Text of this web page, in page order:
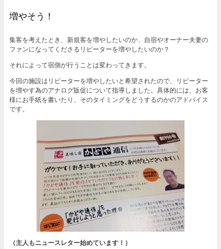
増やそう！
集客を考えたとき、新規客を増やしたいのか、自宿やオーナー夫妻の
ファンになってくださるリピーターを増やしたいのか？
それによって宿側が行うことは変わってきます。
今回の施設はリピーターを増やしたいと希望されたので、リピーター
を増やす為のアナログ販促について指導しました。具体的には、お客
様にお手紙を書いたり、そのタイミングをどうするのかのアドバイス
です。
（主人もニュースレター始めています！）